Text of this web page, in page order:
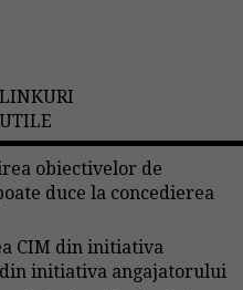
LINKURI
UTILE
obiectivelor de
duce la concedierea
CIM din initiativa
initiativa angajatorului